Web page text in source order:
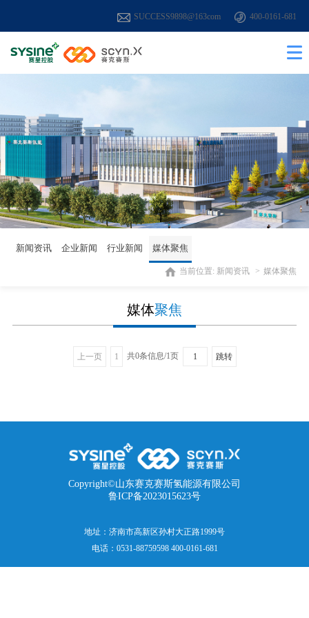
SUCCESS9898@163com 400-0161-681
新闻资讯 企业新闻 行业新闻 媒体聚焦
当前位置: 新闻资讯 媒体聚焦
媒体聚焦
上一页 1 共0条信息/1页 跳转
Copyright©山东赛克赛斯氢能源有限公司
鲁ICP备2023015623号
地址：济南市高新区孙村大正路1999号
电话：0531-88759598 400-0161-681